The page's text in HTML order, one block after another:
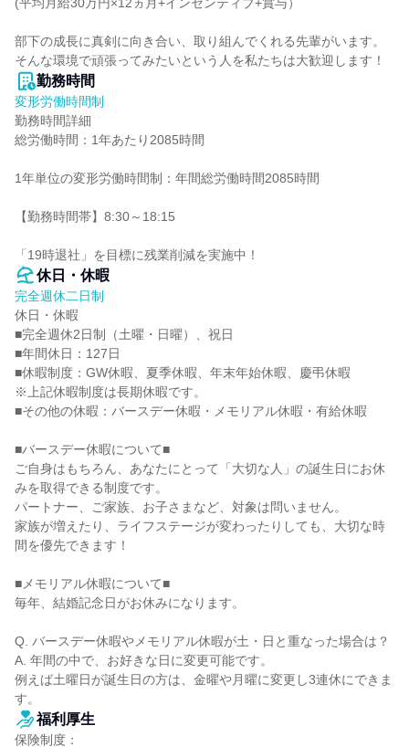
部下の成長に真剣に向き合い、取り組んでくれる先輩がいます。
そんな環境で頑張ってみたいという人を私たちは大歓迎します！
勤務時間
変形労働時間制
勤務時間詳細
総労働時間：1年あたり2085時間
1年単位の変形労働時間制：年間総労働時間2085時間
【勤務時間帯】8:30～18:15
「19時退社」を目標に残業削減を実施中！
休日・休暇
完全週休二日制
休日・休暇
■完全週休2日制（土曜・日曜）、祝日
■年間休日：127日
■休暇制度：GW休暇、夏季休暇、年末年始休暇、慶弔休暇
※上記休暇制度は長期休暇です。
■その他の休暇：バースデー休暇・メモリアル休暇・有給休暇
■バースデー休暇について■
ご自身はもちろん、あなたにとって「大切な人」の誕生日にお休
みを取得できる制度です。
パートナー、ご家族、お子さまなど、対象は問いません。
家族が増えたり、ライフステージが変わったりしても、大切な時
間を優先できます！
■メモリアル休暇について■
毎年、結婚記念日がお休みになります。
Q. バースデー休暇やメモリアル休暇が土・日と重なった場合は？
A. 年間の中で、お好きな日に変更可能です。
例えば土曜日が誕生日の方は、金曜や月曜に変更し3連休にできま
す。
福利厚生
保険制度：